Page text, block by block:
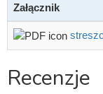
Załącznik
Recenzje